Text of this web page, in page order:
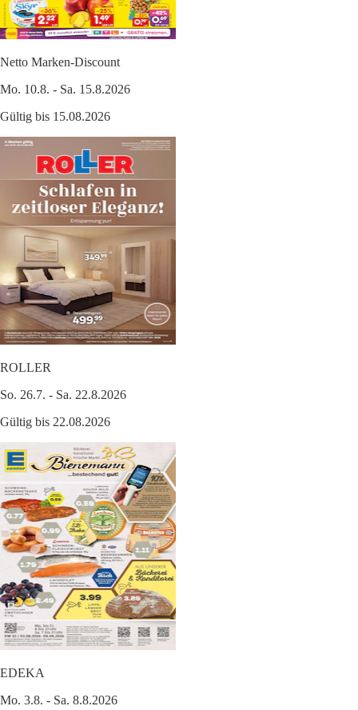
Netto Marken-Discount
Mo. 10.8. - Sa. 15.8.2026
Gültig bis 15.08.2026
ROLLER
So. 26.7. - Sa. 22.8.2026
Gültig bis 22.08.2026
EDEKA
Mo. 3.8. - Sa. 8.8.2026